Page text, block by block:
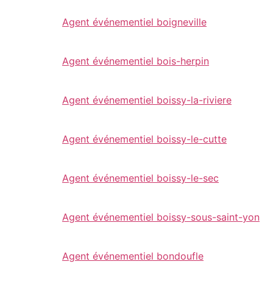
Agent événementiel boigneville
Agent événementiel bois-herpin
Agent événementiel boissy-la-riviere
Agent événementiel boissy-le-cutte
Agent événementiel boissy-le-sec
Agent événementiel boissy-sous-saint-yon
Agent événementiel bondoufle